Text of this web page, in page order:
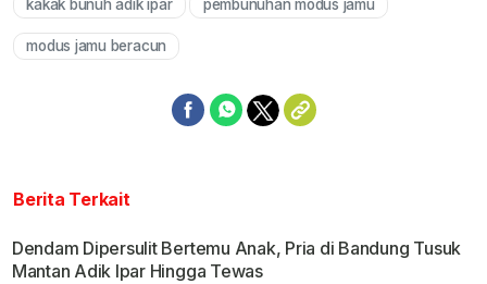
kakak bunuh adik ipar pembunuhan modus jamu
modus jamu beracun
Berita Terkait
Dendam Dipersulit Bertemu Anak, Pria di Bandung Tusuk
Mantan Adik Ipar Hingga Tewas